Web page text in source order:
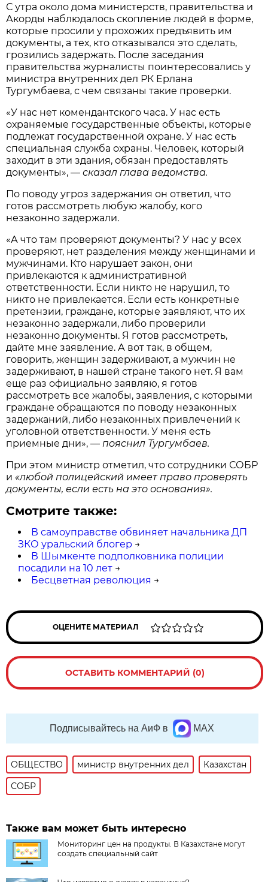
С утра около дома министерств, правительства и
Акорды наблюдалось скопление людей в форме,
которые просили у прохожих предъявить им
документы, а тех, кто отказывался это сделать,
грозились задержать. После заседания
правительства журналисты поинтересовались у
министра внутренних дел РК Ерлана
Тургумбаева, с чем связаны такие проверки.
«У нас нет комендантского часа. У нас есть
охраняемые государственные объекты, которые
подлежат государственной охране. У нас есть
специальная служба охраны. Человек, который
заходит в эти здания, обязан предоставлять
документы», — сказал глава ведомства.
По поводу угроз задержания он ответил, что
готов рассмотреть любую жалобу, кого
незаконно задержали.
«А что там проверяют документы? У нас у всех
проверяют, нет разделения между женщинами и
мужчинами. Кто нарушает закон, они
привлекаются к административной
ответственности. Если никто не нарушил, то
никто не привлекается. Если есть конкретные
претензии, граждане, которые заявляют, что их
незаконно задержали, либо проверили
незаконно документы. Я готов рассмотреть,
дайте мне заявление. А вот так, в общем,
говорить, женщин задерживают, а мужчин не
задерживают, в нашей стране такого нет. Я вам
еще раз официально заявляю, я готов
рассмотреть все жалобы, заявления, с которыми
граждане обращаются по поводу незаконных
задержаний, либо незаконных привлечений к
уголовной ответственности. У меня есть
приемные дни», — пояснил Тургумбаев.
При этом министр отметил, что сотрудники СОБР
и «любой полицейский имеет право проверять
документы, если есть на это основания».
Смотрите также:
В самоуправстве обвиняет начальника ДП
ЗКО уральский блогер →
В Шымкенте подполковника полиции
посадили на 10 лет →
Бесцветная революция →
ОЦЕНИТЕ МАТЕРИАЛ
ОСТАВИТЬ КОММЕНТАРИЙ (0)
Подписывайтесь на АиФ в MAX
ОБЩЕСТВО министр внутренних дел
Казахстан
СОБР
Также вам может быть интересно
Мониторинг цен на продукты. В Казахстане могут
создать специальный сайт